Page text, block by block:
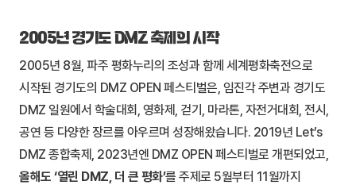
2005년 경기도 DMZ 축제의 시작
2005년 8월, 파주 평화누리의 조성과 함께 세계평화축전으로
시작된 경기도의 DMZ OPEN 페스티벌은, 임진각 주변과 경기도
DMZ 일원에서 학술대회, 영화제, 걷기, 마라톤, 자전거대회, 전시,
공연 등 다양한 장르를 아우르며 성장해왔습니다. 2019년 Let’s
DMZ 종합축제, 2023년엔 DMZ OPEN 페스티벌로 개편되었고,
올해도 ‘열린 DMZ, 더 큰 평화’를 주제로 5월부터 11월까지